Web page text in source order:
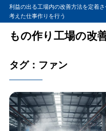
利益の出る工場内の改善方法を定着
考えた仕事作りを行う
もの作り工場の改
タグ：ファン